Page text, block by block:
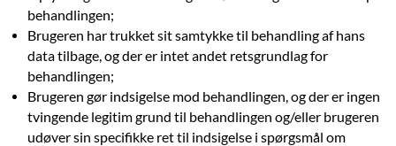
behandlingen;
Brugeren har trukket sit samtykke til behandling af hans
data tilbage, og der er intet andet retsgrundlag for
behandlingen;
Brugeren gør indsigelse mod behandlingen, og der er ingen
tvingende legitim grund til behandlingen og/eller brugeren
udøver sin specifikke ret til indsigelse i spørgsmål om